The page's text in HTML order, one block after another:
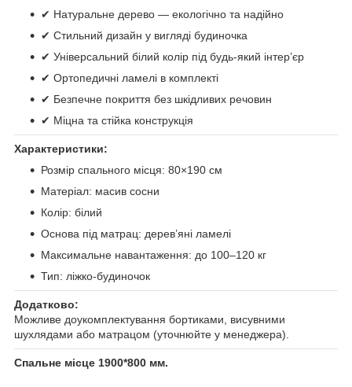
✔ Натуральне дерево — екологічно та надійно
✔ Стильний дизайн у вигляді будиночка
✔ Універсальний білий колір під будь-який інтер’єр
✔ Ортопедичні ламелі в комплекті
✔ Безпечне покриття без шкідливих речовин
✔ Міцна та стійка конструкція
Характеристики:
Розмір спального місця: 80×190 см
Матеріал: масив сосни
Колір: білий
Основа під матрац: дерев’яні ламелі
Максимальне навантаження: до 100–120 кг
Тип: ліжко-будиночок
Додатково:
Можливе доукомплектування бортиками, висувними
шухлядами або матрацом (уточнюйте у менеджера).
Спальне місце 1900*800 мм.